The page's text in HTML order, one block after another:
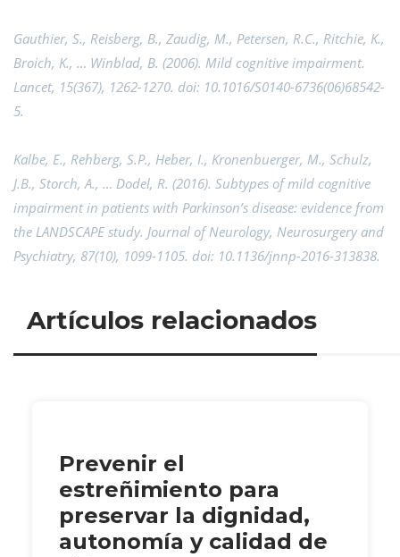
Gauthier, S., Reisberg, B., Zaudig, M., Petersen, R.C., Ritchie, K.,
Broich, K., … Winblad, B. (2006). Mild cognitive impairment.
Lancet, 15(367), 1262-1270. doi: 10.1016/S0140-6736(06)68542-
5.
Kalbe, E., Rehberg, S.P., Heber, I., Kronenbuerger, M., Schulz,
J.B., Storch, A., … Dodel, R. (2016). Subtypes of mild cognitive
impairment in patients with Parkinson’s disease: evidence from
the LANDSCAPE study. Journal of Neurology, Neurosurgery and
Psychiatry, 87(10), 1099-1105. doi: 10.1136/jnnp-2016-313838.
Artículos relacionados
Prevenir el
estreñimiento para
preservar la dignidad,
autonomía y calidad de